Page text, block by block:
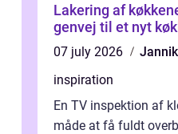
Lakering af
genvej til et nyt
07 july 2026
inspiration
En TV inspektion af
måde at få fuldt